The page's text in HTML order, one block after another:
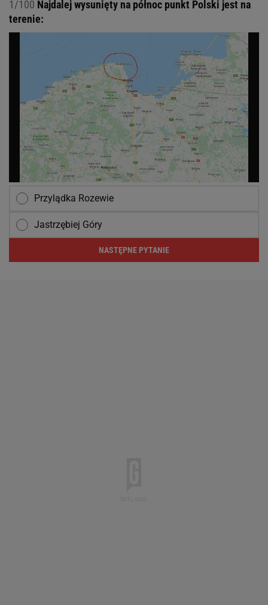
1/100 Najdalej wysunięty na północ punkt Polski jest na
terenie:
Przylądka Rozewie
Jastrzębiej Góry
NASTĘPNE PYTANIE